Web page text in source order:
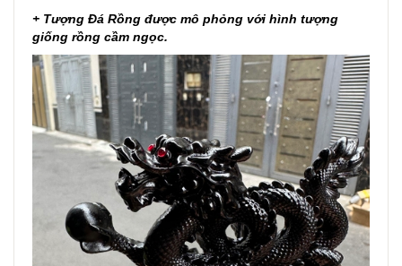
+ Tượng Đá Rồng được mô phỏng với hình tượng
giống rồng cầm ngọc.